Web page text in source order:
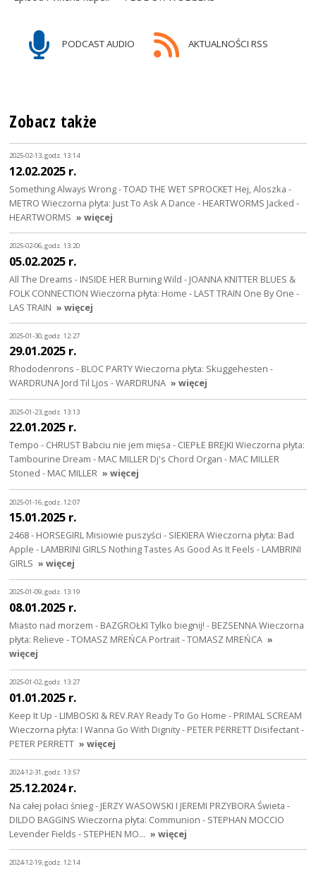
PODCAST AUDIO AKTUALNOŚCI RSS
Zobacz także
2025-02-13, godz. 13:14
12.02.2025 r.
Something Always Wrong - TOAD THE WET SPROCKET Hej, Aloszka -
METRO Wieczorna płyta: Just To Ask A Dance - HEARTWORMS Jacked -
HEARTWORMS » więcej
2025-02-06, godz. 13:20
05.02.2025 r.
All The Dreams - INSIDE HER Burning Wild - JOANNA KNITTER BLUES &
FOLK CONNECTION Wieczorna płyta: Home - LAST TRAIN One By One -
LAS TRAIN » więcej
2025-01-30, godz. 12:27
29.01.2025 r.
Rhododenrons - BLOC PARTY Wieczorna płyta: Skuggehesten -
WARDRUNA Jord Til Ljos - WARDRUNA » więcej
2025-01-23, godz. 13:13
22.01.2025 r.
Tempo - CHRUST Babciu nie jem mięsa - CIEPŁE BREJKI Wieczorna płyta:
Tambourine Dream - MAC MILLER Dj's Chord Organ - MAC MILLER
Stoned - MAC MILLER » więcej
2025-01-16, godz. 12:07
15.01.2025 r.
2468 - HORSEGIRL Misiowie puszyści - SIEKIERA Wieczorna płyta: Bad
Apple - LAMBRINI GIRLS Nothing Tastes As Good As It Feels - LAMBRINI
GIRLS » więcej
2025-01-09, godz. 13:19
08.01.2025 r.
Miasto nad morzem - BAZGROŁKI Tylko biegnij! - BEZSENNA Wieczorna
płyta: Relieve - TOMASZ MREŃCA Portrait - TOMASZ MREŃCA »
więcej
2025-01-02, godz. 13:27
01.01.2025 r.
Keep It Up - LIMBOSKI & REV.RAY Ready To Go Home - PRIMAL SCREAM
Wieczorna płyta: I Wanna Go With Dignity - PETER PERRETT Disifectant -
PETER PERRETT » więcej
2024-12-31, godz. 13:57
25.12.2024 r.
Na całej połaci śnieg - JERZY WASOWSKI I JEREMI PRZYBORA Świeta -
DILDO BAGGINS Wieczorna płyta: Communion - STEPHAN MOCCIO
Levender Fields - STEPHEN MO… » więcej
2024-12-19, godz. 12:14